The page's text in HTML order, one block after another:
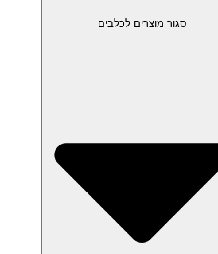
סגור מוצרים לכלבים